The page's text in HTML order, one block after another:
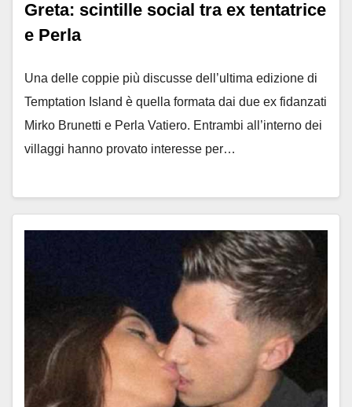
Greta: scintille social tra ex tentatrice
e Perla
Una delle coppie più discusse dell’ultima edizione di
Temptation Island è quella formata dai due ex fidanzati
Mirko Brunetti e Perla Vatiero. Entrambi all’interno dei
villaggi hanno provato interesse per…